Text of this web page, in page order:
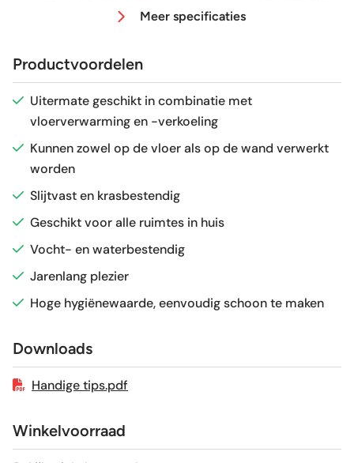
Glans / Mat Mat
Gerectificeerd
Vorstbestendig
Sortering
Craquelé
Geschikt voor vloerverwarming Ja
Meer specificaties
Productvoordelen
Uitermate geschikt in combinatie met
vloerverwarming en -verkoeling
Kunnen zowel op de vloer als op de wand verwerkt
worden
Slijtvast en krasbestendig
Geschikt voor alle ruimtes in huis
Vocht- en waterbestendig
Jarenlang plezier
Hoge hygiënewaarde, eenvoudig schoon te maken
Downloads
Handige tips.pdf
Winkelvoorraad